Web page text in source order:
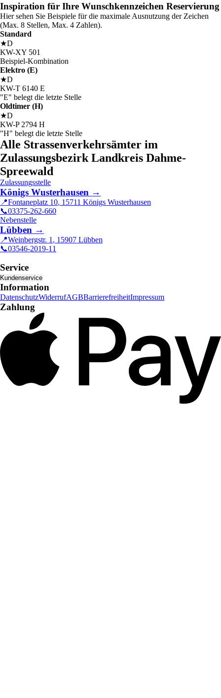
Inspiration für Ihre Wunschkennzeichen Reservierung
Hier sehen Sie Beispiele für die maximale Ausnutzung der Zeichen
(Max. 8 Stellen, Max. 4 Zahlen).
Standard
★D
KW-XY 501
Beispiel-Kombination
Elektro (E)
★D
KW-T 6140 E
"E" belegt die letzte Stelle
Oldtimer (H)
★D
KW-P 2794 H
"H" belegt die letzte Stelle
Alle Strassenverkehrsämter im
Zulassungsbezirk Landkreis Dahme-
Spreewald
Zulassungsstelle
Königs Wusterhausen →
📍Fontaneplatz 10, 15711 Königs Wusterhausen
📞03375-262-660
Nebenstelle
Lübben →
📍Weinbergstr. 1 , 15907 Lübben
📞03546-2019-11
Service
Kundenservice
Information
DatenschutzWiderrufAGBBarrierefreiheitImpressum
Zahlung